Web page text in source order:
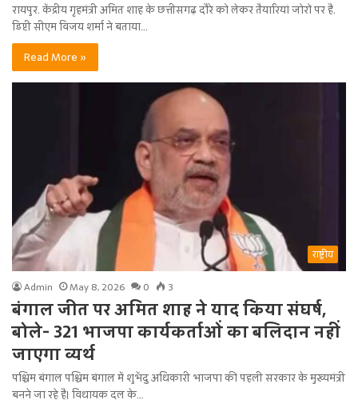
रायपुर. केंद्रीय गृहमंत्री अमित शाह के छत्तीसगढ़ दौरे को लेकर तैयारियां जोरों पर हैं.
डिप्टी सीएम विजय शर्मा ने बताया…
Read More »
राष्ट्रीय
Admin May 8, 2026 0 3
बंगाल जीत पर अमित शाह ने याद किया संघर्ष,
बोले- 321 भाजपा कार्यकर्ताओं का बलिदान नहीं
जाएगा व्यर्थ
पश्चिम बंगाल पश्चिम बंगाल में शुभेंदु अधिकारी भाजपा की पहली सरकार के मुख्यमंत्री
बनने जा रहे हैं। विधायक दल के…